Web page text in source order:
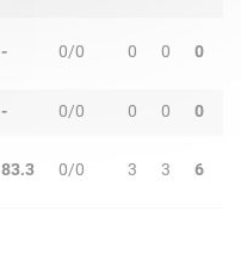
- 0/0 0 0 0
- 0/0 0 0 0
83.3 0/0 3 3 6